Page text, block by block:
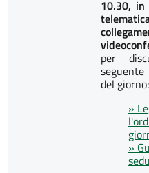
10.30, in
per
del giorno:
»
»